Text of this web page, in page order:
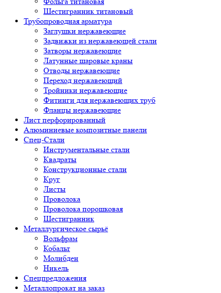
Шестигранник титановый
Трубопроводная арматура
Заглушки нержавеющие
Задвижки из нержавеющей стали
Затворы нержавеющие
Латунные шаровые краны
Отводы нержавеющие
Переход нержавеющий
Тройники нержавеющие
Фитинги для нержавеющих труб
Фланцы нержавеющие
Лист перфорированный
Алюминиевые композитные панели
Спец-Стали
Инструментальные стали
Квадраты
Конструкционные стали
Круг
Листы
Проволока
Проволока порошковая
Шестигранник
Металлургическое сырьё
Вольфрам
Кобальт
Молибден
Никель
Спецпредложения
Металлопрокат на заказ